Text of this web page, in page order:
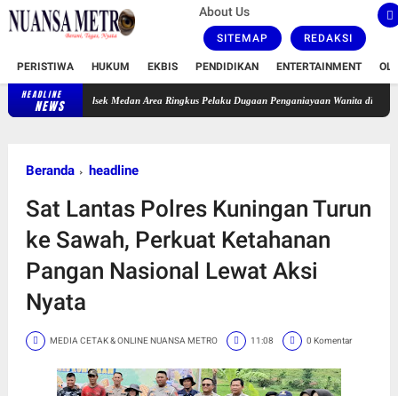
About Us
SITEMAP REDAKSI
PERISTIWA HUKUM EKBIS PENDIDIKAN ENTERTAINMENT
HEADLINE
NEWS
Polsek Medan Area Ringkus Pelaku Dugaan Penganiayaan Wanita di Depan SPBU
Beranda headline
Sat Lantas Polres Kuningan Turun
ke Sawah, Perkuat Ketahanan
Pangan Nasional Lewat Aksi
Nyata
MEDIA CETAK & ONLINE NUANSA METRO 11:08 0 Komentar